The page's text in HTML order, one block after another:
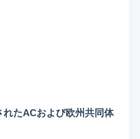
れたACおよび欧州共同体